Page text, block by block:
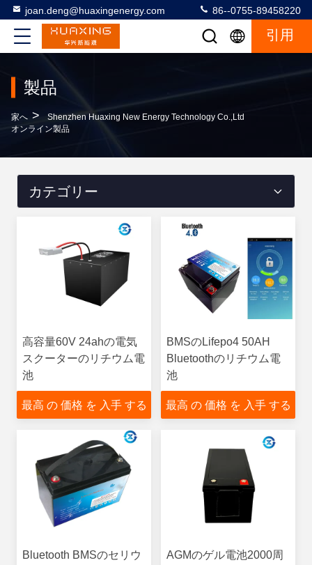
joan.deng@huaxingenergy.com 86--0755-89458220
引用
製品
家へ >
Shenzhen Huaxing New Energy Technology Co.,Ltd
オンライン製品
カテゴリー
高容量60V 24ahの電気
スクーターのリチウム電
池
最高 の 価格 を 入手 する
BMSのLifepo4 50AH
Bluetoothのリチウム電
池
最高 の 価格 を 入手 する
Bluetooth BMSのセリウ
AGMのゲル電池2000周